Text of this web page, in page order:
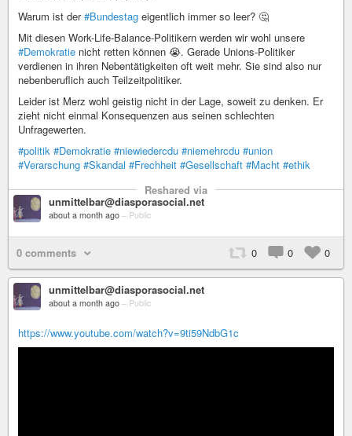
Warum ist der#Bundestag eigentlich immer so leer? 🤔
Mit diesen Work-Life-Balance-Politikern werden wir wohl unsere
#Demokratie nicht retten können 😭. Gerade Unions-Politiker
verdienen in ihren Nebentätigkeiten oft weit mehr. Sie sind also nur
nebenberuflich auch Teilzeitpolitiker.
Leider ist Merz wohl geistig nicht in der Lage, soweit zu denken. Er
zieht nicht einmal Konsequenzen aus seinen schlechten
Unfragewerten.
#politik #Demokratie #niewiedercdu #niemehrcdu #union
#Verarschung #Skandal #Frechheit #Gesellschaft #Macht #ethik
Reshared via
unmittelbar@diasporasocial.net
about a month ago – Public
0 comments 0 0 0
unmittelbar@diasporasocial.net
about a month ago – Public
https://www.youtube.com/watch?v=9ti59NdbG1c